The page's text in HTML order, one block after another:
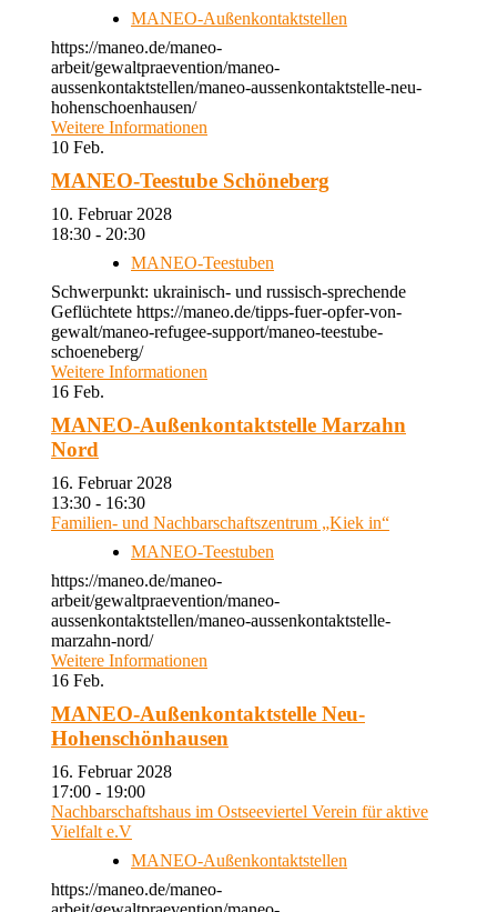
MANEO-Außenkontaktstellen
https://maneo.de/maneo-
arbeit/gewaltpraevention/maneo-
aussenkontaktstellen/maneo-aussenkontaktstelle-neu-
hohenschoenhausen/
Weitere Informationen
10 Feb.
MANEO-Teestube Schöneberg
10. Februar 2028
18:30 - 20:30
MANEO-Teestuben
Schwerpunkt: ukrainisch- und russisch-sprechende
Geflüchtete https://maneo.de/tipps-fuer-opfer-von-
gewalt/maneo-refugee-support/maneo-teestube-
schoeneberg/
Weitere Informationen
16 Feb.
MANEO-Außenkontaktstelle Marzahn
Nord
16. Februar 2028
13:30 - 16:30
Familien- und Nachbarschaftszentrum „Kiek in“
MANEO-Teestuben
https://maneo.de/maneo-
arbeit/gewaltpraevention/maneo-
aussenkontaktstellen/maneo-aussenkontaktstelle-
marzahn-nord/
Weitere Informationen
16 Feb.
MANEO-Außenkontaktstelle Neu-
Hohenschönhausen
16. Februar 2028
17:00 - 19:00
Nachbarschaftshaus im Ostseeviertel Verein für aktive
Vielfalt e.V
MANEO-Außenkontaktstellen
https://maneo.de/maneo-